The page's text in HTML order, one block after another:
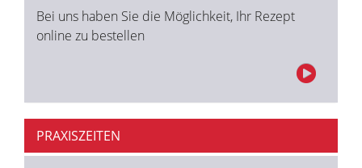
Bei uns haben Sie die Möglichkeit, Ihr Rezept
online zu bestellen
PRAXISZEITEN